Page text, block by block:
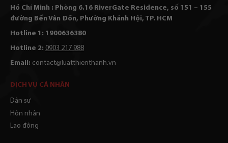
Hồ Chí Minh : Phòng 6.16 RiverGate Residence, số 151 – 155
đường Bến Vân Đồn, Phường Khánh Hội, TP. HCM
Hotline 1: 1900636380
Hotline 2: 0903 217 988
Email: contact@luatthienthanh.vn
DỊCH VỤ CÁ NHÂN
Dân sự
Hôn nhân
Lao động